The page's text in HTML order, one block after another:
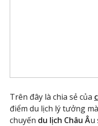
Trên đây là chia sẻ của
điểm du lịch lý tưởng
chuyến du lịch Châu Âu